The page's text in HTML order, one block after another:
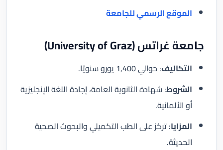
الموقع الرسمي للجامعة
جامعة غراتس (University of Graz)
التكاليف: حوالي 1,400 يورو سنويًا.
الشروط: شهادة الثانوية العامة، إجادة اللغة الإنجليزية
أو الألمانية.
المزايا: تركز على الطب التكميلي والبحوث الصحية
الحديثة.